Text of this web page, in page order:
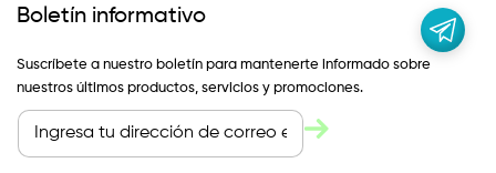
Boletín informativo
Suscríbete a nuestro boletín para mantenerte informado sobre
nuestros últimos productos, servicios y promociones.